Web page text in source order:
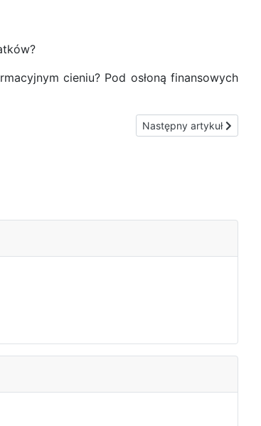
cieniu? Pod osłoną finansowych
Następny artykuł: Na
Następny artykuł